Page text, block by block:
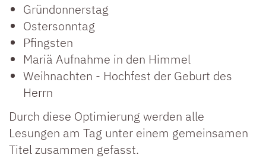
Gründonnerstag
Ostersonntag
Pfingsten
Mariä Aufnahme in den Himmel
Weihnachten - Hochfest der Geburt des
Herrn
Durch diese Optimierung werden alle
Lesungen am Tag unter einem gemeinsamen
Titel zusammen gefasst.